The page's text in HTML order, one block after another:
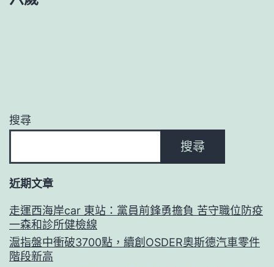
搜尋
搜尋
近期文章
走運西海岸car 東站：黨員前鋒勇擔負 苦守職位防疫
一森和診所健檢線
滬指盤中衝破3700點，續創OSDER奧斯德汽車零件
階段新高